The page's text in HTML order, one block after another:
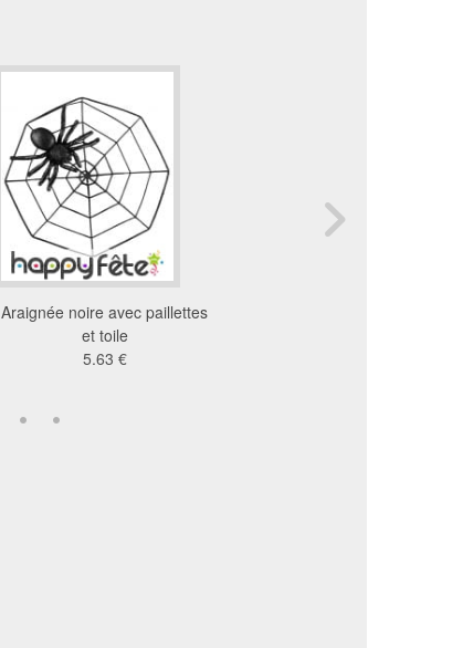
Araignée noire avec paillettes
et toile
5.63 €